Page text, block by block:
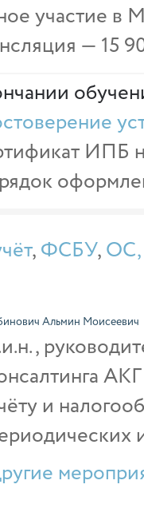
участие в
— 15
ИПБ
,ФСБУ,
Альмин Моисеевич
и